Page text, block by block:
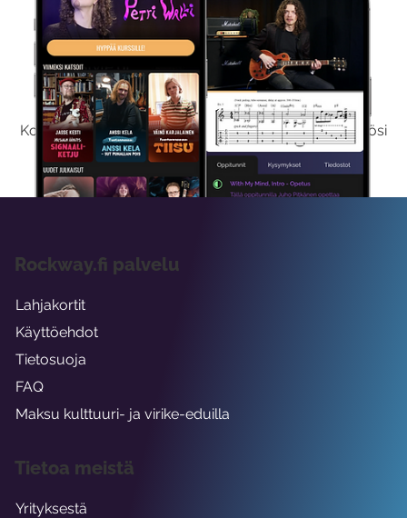
Kokeile Ilmaiseksi
Kokeilemalla ilmaiseksi saat koko sisältömme käyttöösi
viikon ajaksi.
Rockway.fi palvelu
Lahjakortit
Käyttöehdot
Tietosuoja
FAQ
Maksu kulttuuri- ja virike-eduilla
Tietoa meistä
Yrityksestä